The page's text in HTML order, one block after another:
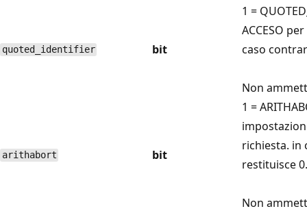
quoted_identifier bit
1 =
ACCESO
caso
Non
arithabort bit
1 =
richiesta. in
restituisce 0.
Non